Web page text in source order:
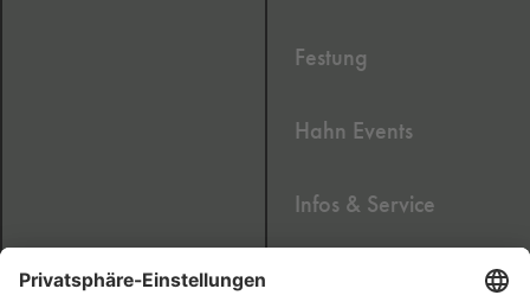
Festung
Hahn Events
Infos & Service